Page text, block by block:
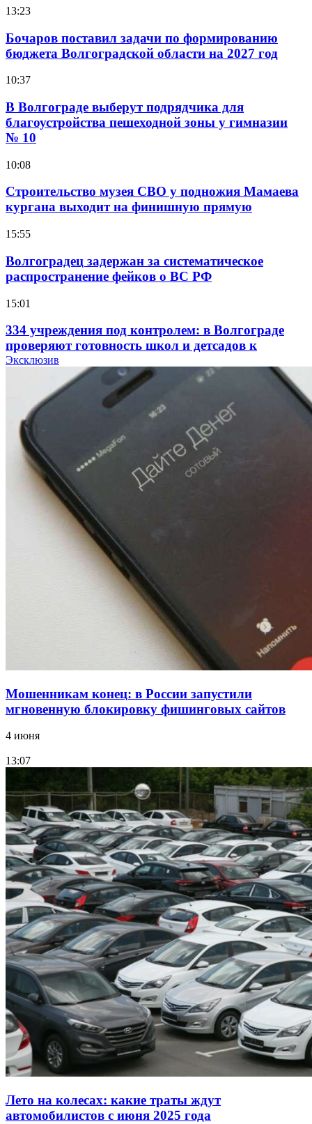
13:23
Бочаров поставил задачи по формированию
бюджета Волгоградской области на 2027 год
10:37
В Волгограде выберут подрядчика для
благоустройства пешеходной зоны у гимназии
№ 10
10:08
Строительство музея СВО у подножия Мамаева
кургана выходит на финишную прямую
15:55
Волгоградец задержан за систематическое
распространение фейков о ВС РФ
15:01
334 учреждения под контролем: в Волгограде
проверяют готовность школ и детсадов к
учебному году
Покушение на убийство в Волгограде: девушка
напала на незнакомую женщину с ножом
12:39
Сладкий праздник в Волгограде: в Центральном
парке прошёл фестиваль „Арбузный переполох“
Волгоградские компании нарастили экспорт:
заключены контракты на 3,6 млн долларов
Эксклюзив
Мошенникам конец: в России запустили
мгновенную блокировку фишинговых сайтов
4 июня
13:07
Лето на колесах: какие траты ждут
автомобилистов с июня 2025 года